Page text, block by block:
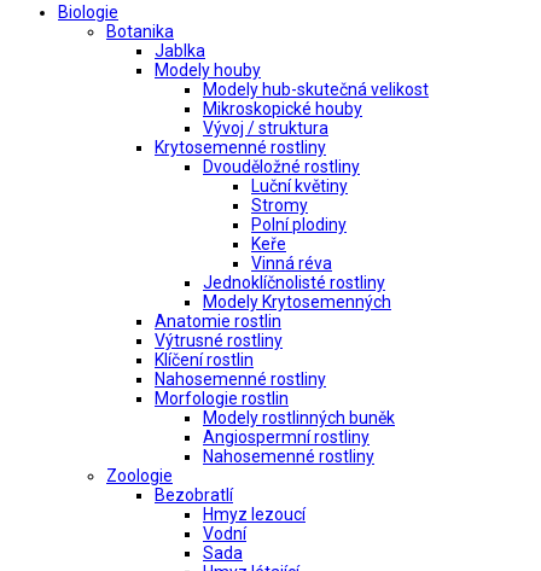
Biologie
Botanika
Jablka
Modely houby
Modely hub-skutečná velikost
Mikroskopické houby
Vývoj / struktura
Krytosemenné rostliny
Dvouděložné rostliny
Luční květiny
Stromy
Polní plodiny
Keře
Vinná réva
Jednoklíčnolisté rostliny
Modely Krytosemenných
Anatomie rostlin
Výtrusné rostliny
Klíčení rostlin
Nahosemenné rostliny
Morfologie rostlin
Modely rostlinných buněk
Angiospermní rostliny
Nahosemenné rostliny
Zoologie
Bezobratlí
Hmyz lezoucí
Vodní
Sada